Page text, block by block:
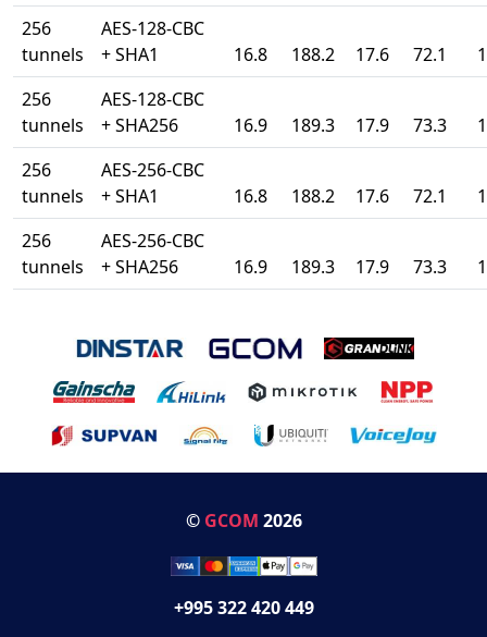
256
tunnels
AES-128-CBC
+ SHA1
16.8 188.2 17.6 72.1
256
tunnels
AES-128-CBC
+ SHA256
16.9 189.3 17.9 73.3
256
tunnels
AES-256-CBC
+ SHA1
16.8 188.2 17.6 72.1
256
tunnels
AES-256-CBC
+ SHA256
16.9 189.3 17.9 73.3
© GCOM 2026
+995 322 420 449